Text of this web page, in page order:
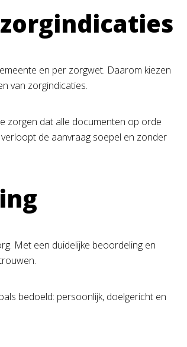
en per zorgwet. Daarom kiezen
van zorgindicaties.
zorgen dat alle documenten op orde
de aanvraag soepel en zonder
Met een duidelijke beoordeling en
bedoeld: persoonlijk, doelgericht en